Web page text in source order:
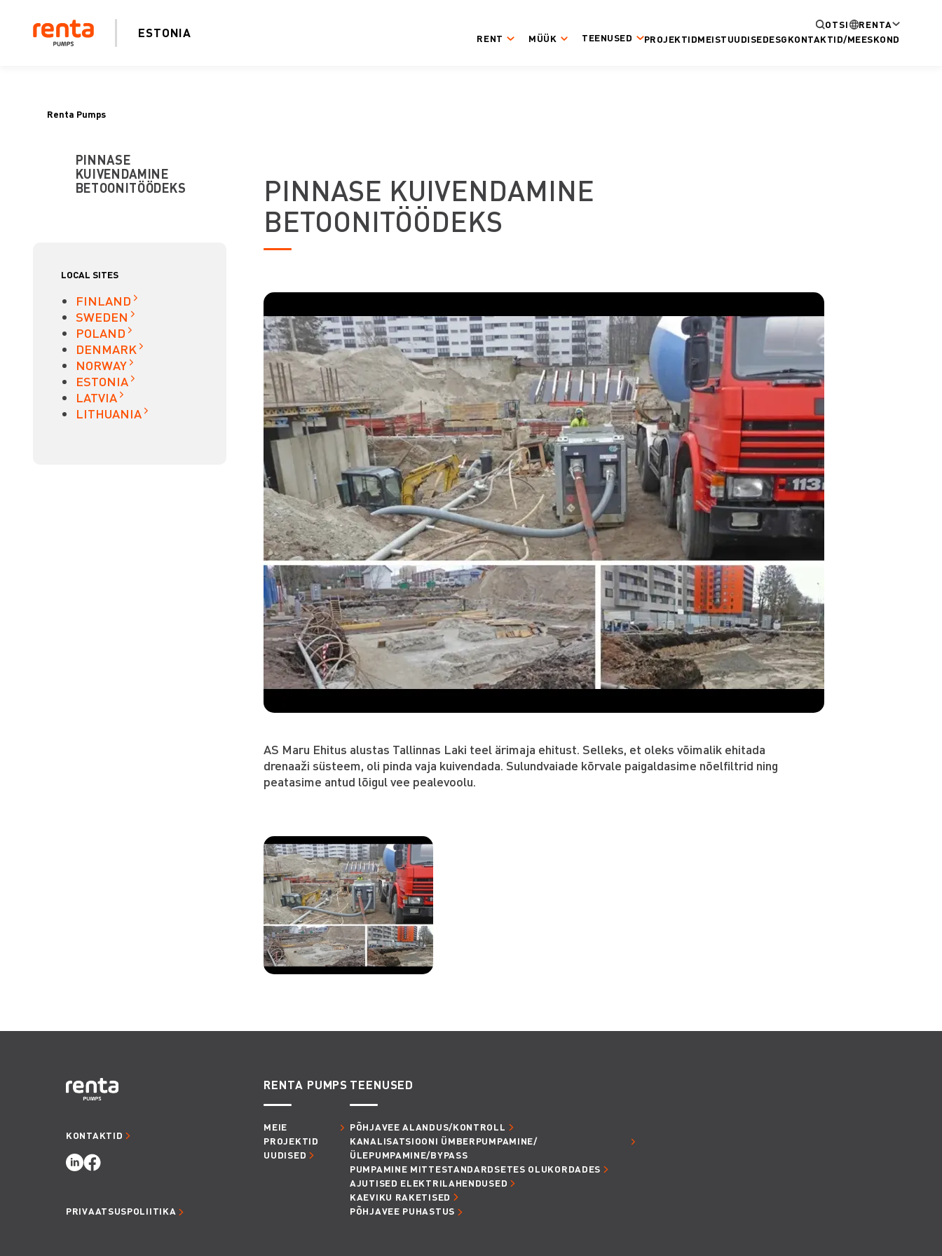
ESTONIA
OTSI
RENTA
RENT
MÜÜK TEENUSED PROJEKTIDMEISTUUDISEDESGKONTAKTID/MEESKOND
Renta Pumps
PINNASE
KUIVENDAMINE
BETOONITÖÖDEKS
LOCAL SITES
FINLAND
SWEDEN
POLAND
DENMARK
NORWAY
ESTONIA
LATVIA
LITHUANIA
PINNASE KUIVENDAMINE
BETOONITÖÖDEKS
AS Maru Ehitus alustas Tallinnas Laki teel ärimaja ehitust. Selleks, et oleks võimalik ehitada
drenaaži süsteem, oli pinda vaja kuivendada. Sulundvaiade kõrvale paigaldasime nõelfiltrid ning
peatasime antud lõigul vee pealevoolu.
KONTAKTID
PRIVAATSUSPOLIITIKA
RENTA PUMPS
MEIE
PROJEKTID
UUDISED
TEENUSED
PÕHJAVEE ALANDUS/KONTROLL
KANALISATSIOONI ÜMBERPUMPAMINE/
ÜLEPUMPAMINE/BYPASS
PUMPAMINE MITTESTANDARDSETES OLUKORDADES
AJUTISED ELEKTRILAHENDUSED
KAEVIKU RAKETISED
PÕHJAVEE PUHASTUS